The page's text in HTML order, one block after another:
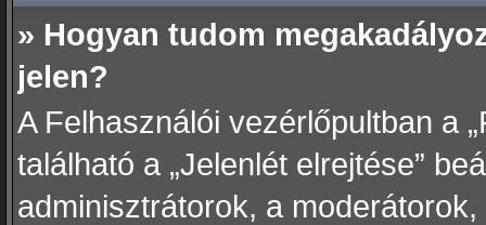
» Hogyan tudom
jelen?
A Felhasználói vezérlőpultban a
található a „Jelenlét elrejtése”
adminisztrátorok, a